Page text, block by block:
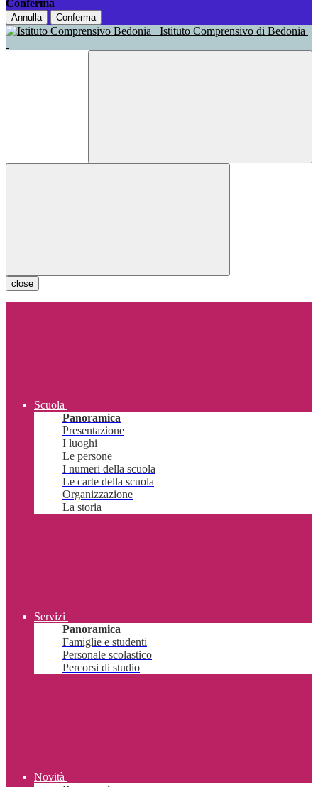
Conferma
Annulla Conferma
Istituto Comprensivo di Bedonia
close
Scuola
Panoramica
Presentazione
I luoghi
Le persone
I numeri della scuola
Le carte della scuola
Organizzazione
La storia
Servizi
Panoramica
Famiglie e studenti
Personale scolastico
Percorsi di studio
Novità